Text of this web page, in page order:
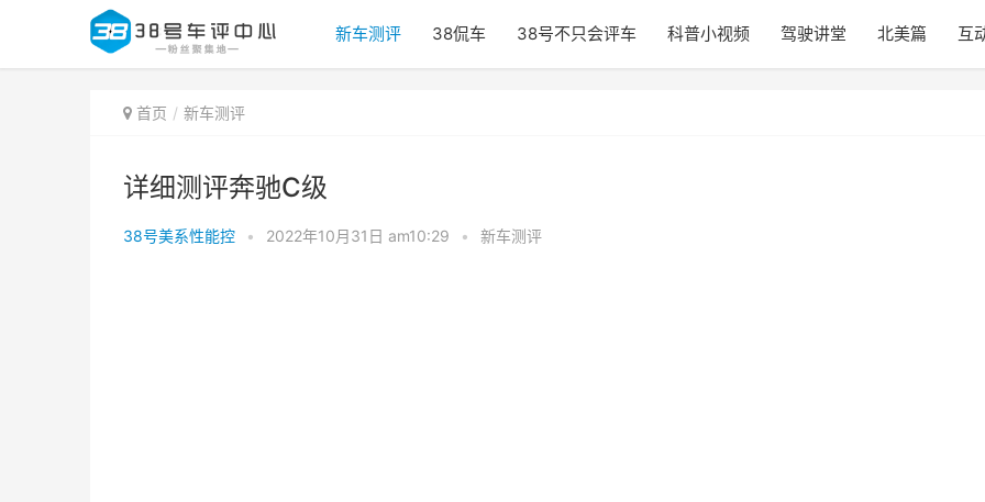
新车测评 38侃车 38号不只会评车 科普小视频 驾驶讲堂 北美篇 互
首页 新车测评
详细测评奔驰C级
38号美系性能控 • 2022年10月31日 am10:29 • 新车测评